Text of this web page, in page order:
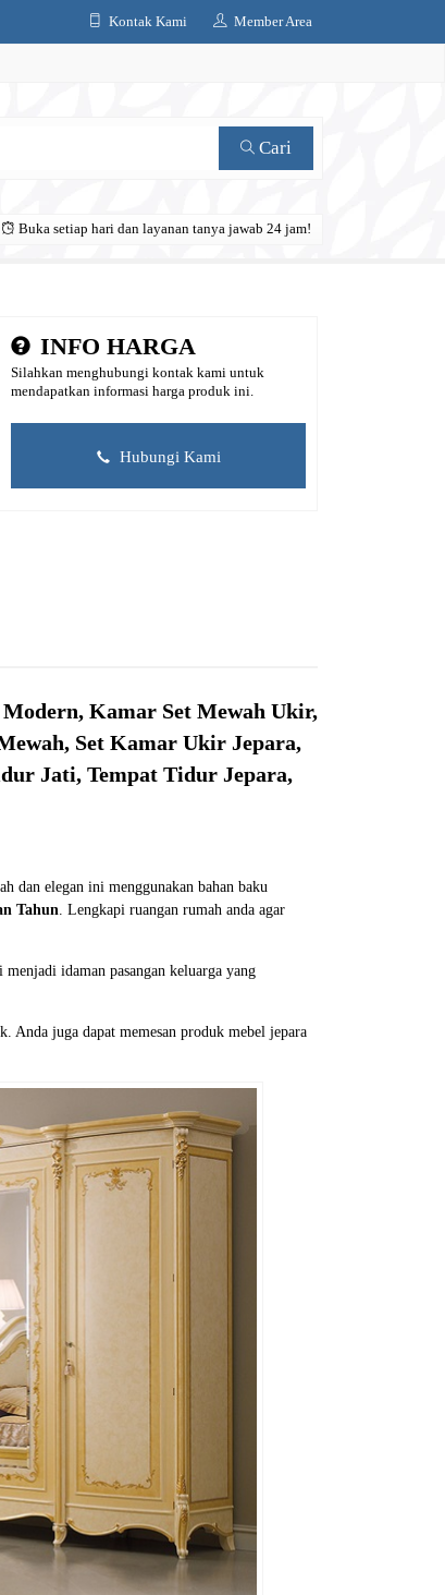
Kontak Kami Member Area
Cari
Buka setiap hari dan layanan tanya jawab 24 jam!
INFO HARGA
Silahkan menghubungi kontak kami untuk
mendapatkan informasi harga produk ini.
Hubungi Kami
Kamar Set Mewah Ukir,
Set Kamar Ukir Jepara,
Jati, Tempat Tidur Jepara,
dan elegan ini menggunakan bahan baku
Tahun . Lengkapi ruangan rumah anda agar
idaman pasangan keluarga yang
Anda juga dapat memesan produk mebel jepara